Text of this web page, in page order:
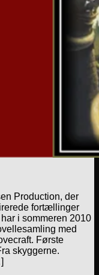
Production, der
fortællinger
i sommeren 2010
med
Første
skyggerne.